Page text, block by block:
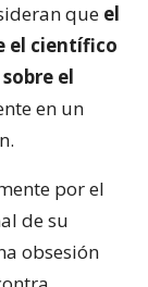
que el
el científico
el
en un
por el
de su
obsesión